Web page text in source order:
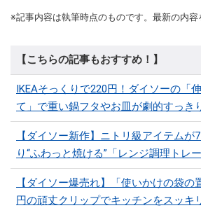
※記事内容は執筆時点のものです。最新の内容
【こちらの記事もおすすめ！】
IKEAそっくりで220円！ダイソーの「
て」で重い鍋フタやお皿が劇的すっき
【ダイソー新作】ニトリ級アイテムが
り“ふわっと焼ける”「レンジ調理トレ
【ダイソー爆売れ】「使いかけの袋の
円の頑丈クリップでキッチンをスッキ